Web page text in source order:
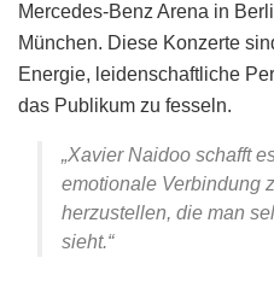
Mercedes-Benz Arena in
München. Diese Konzerte
Energie, leidenschaftliche
das Publikum zu fesseln.
„Xavier Naidoo schafft
emotionale Verbindung
herzustellen, die man
sieht.“